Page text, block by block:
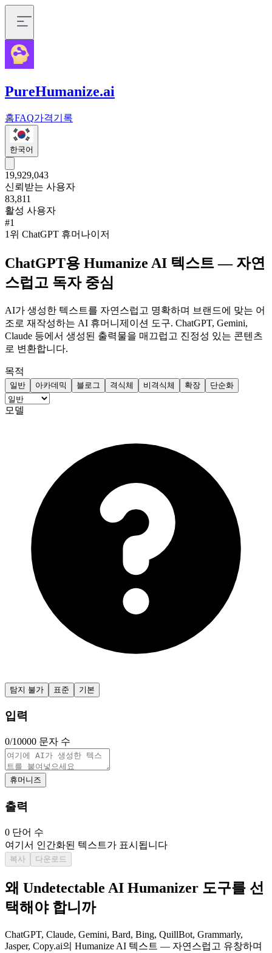
PureHumanize.ai
홈FAQ가격기록
한국어
19,929,043
신뢰받는 사용자
83,811
활성 사용자
#1
1위 ChatGPT 휴머나이저
ChatGPT용 Humanize AI 텍스트 — 자연
스럽고 독자 중심
AI가 생성한 텍스트를 자연스럽고 명확하며 브랜드에 맞는 어
조로 재작성하는 AI 휴머니제이션 도구. ChatGPT, Gemini,
Claude 등에서 생성된 출력물을 매끄럽고 진정성 있는 콘텐츠
로 변환합니다.
목적
일반 아카데믹 블로그 격식체 비격식체 확장 단순화
모델
탐지 불가 표준 기본
입력
0/10000 문자 수
휴머니즈
출력
0 단어 수
여기서 인간화된 텍스트가 표시됩니다
복사 다운로드
왜 Undetectable AI Humanizer 도구를 선
택해야 합니까
ChatGPT, Claude, Gemini, Bard, Bing, QuillBot, Grammarly,
Jasper, Copy.ai의 Humanize AI 텍스트 — 자연스럽고 유창하며